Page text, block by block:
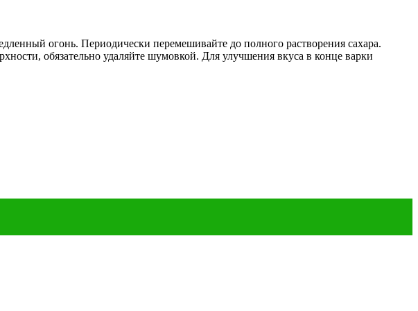
огонь. Периодически перемешивайте до полного растворения сахара.
обязательно удаляйте шумовкой. Для улучшения вкуса в конце варки